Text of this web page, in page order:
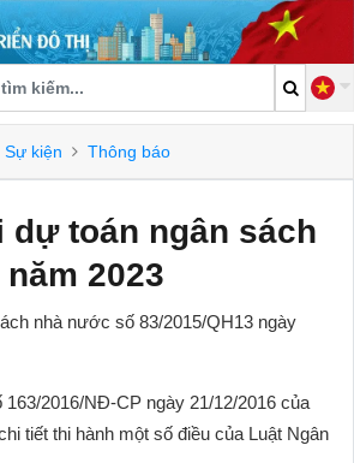
Sự kiện Thông báo
dự toán ngân sách
2023
nhà nước số 83/2015/QH13 ngày
2016/NĐ-CP ngày 21/12/2016 của
tiết thi hành một số điều của Luật Ngân